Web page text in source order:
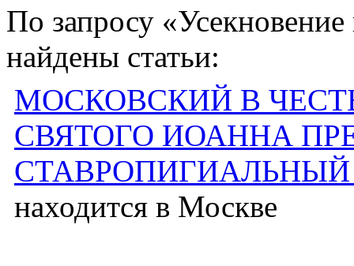
По запросу
найдены статьи:
МОСКОВСКИЙ В
СВЯТОГО ИОАННА
находится в Москве